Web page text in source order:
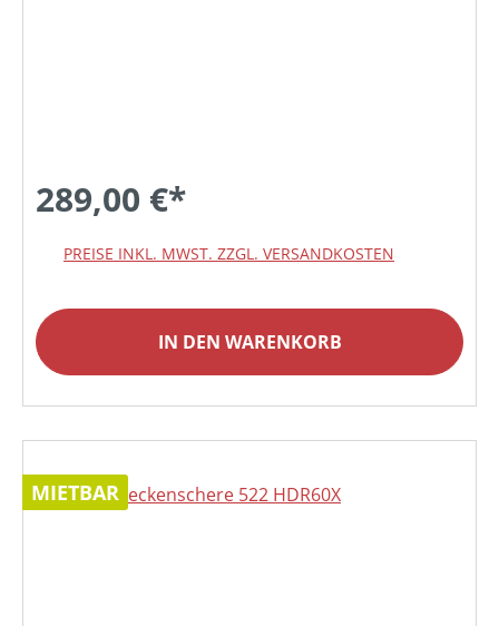
289,00 €*
PREISE INKL. MWST. ZZGL. VERSANDKOSTEN
IN DEN WARENKORB
MIETBAR